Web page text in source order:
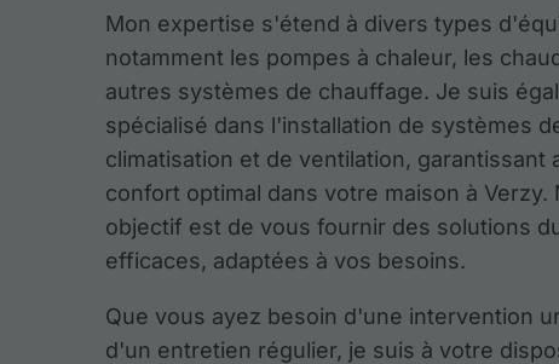
Mon expertise s'étend à divers types
notamment les pompes à chaleur, les
autres systèmes de chauffage. Je suis
spécialisé dans l'installation de systèmes
climatisation et de ventilation, garantissant
confort optimal dans votre maison à Verzy.
objectif est de vous fournir des solutions
efficaces, adaptées à vos besoins.
Que vous ayez besoin d'une intervention
d'un entretien régulier, je suis à votre